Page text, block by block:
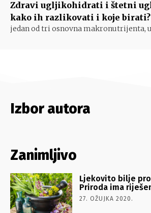
Zdravi ugljikohidrati i štetni
kako ih razlikovati i koje birati?
jedan od tri osnovna makronutrijenta,
Izbor autora
Zanimljivo
Ljekovito bilje
Priroda ima
27. OŽUJKA 2020.